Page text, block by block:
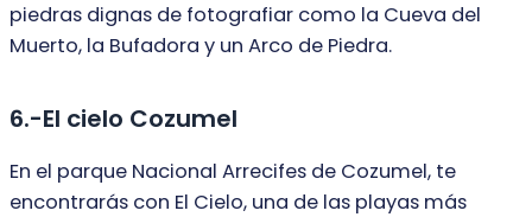
piedras dignas de fotografiar como la Cueva del
Muerto, la Bufadora y un Arco de Piedra.
6.-El cielo Cozumel
En el parque Nacional Arrecifes de Cozumel, te
encontrarás con El Cielo, una de las playas más